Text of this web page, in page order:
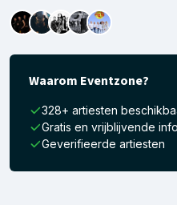
Waarom Eventzone?
328+ artiesten
Gratis en vrijblijvende
Geverifieerde artiesten